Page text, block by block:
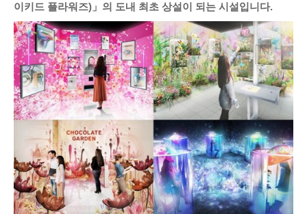
이키드 플라워즈)」의 도내 최초 상설이 되는 시설입니다.